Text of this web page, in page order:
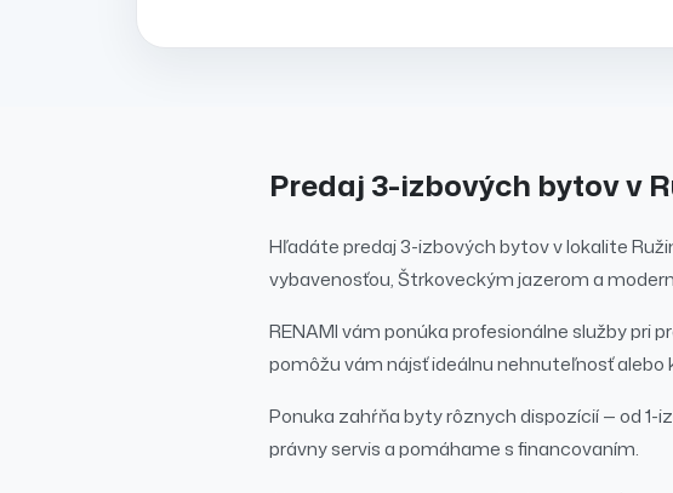
Predaj 3-izbových bytovv
Hľadátepredaj3-izbových bytovv lokalite
vybavenosťou, Štrkoveckým jazerom a
RENAMI vám ponúka profesionálne služby pri
pomôžu vám nájsť ideálnu nehnuteľnosť alebo
Ponuka zahŕňa byty rôznych dispozícií — od 1-
právny servis a pomáhame s financovaním.